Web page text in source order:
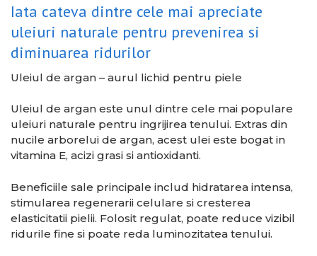
Iata cateva dintre cele mai apreciate
uleiuri naturale pentru prevenirea si
diminuarea ridurilor
Uleiul de argan – aurul lichid pentru piele
Uleiul de argan este unul dintre cele mai populare
uleiuri naturale pentru ingrijirea tenului. Extras din
nucile arborelui de argan, acest ulei este bogat in
vitamina E, acizi grasi si antioxidanti.
Beneficiile sale principale includ hidratarea intensa,
stimularea regenerarii celulare si cresterea
elasticitatii pielii. Folosit regulat, poate reduce vizibil
ridurile fine si poate reda luminozitatea tenului.